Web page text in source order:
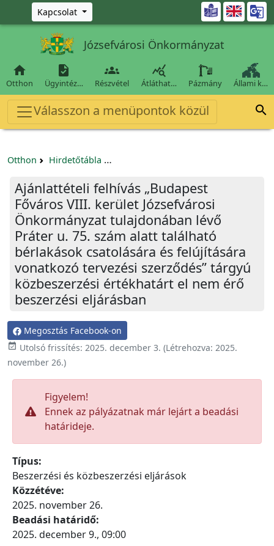
Ugrás a fő tartalomra
Kapcsolat 
Józsefvárosi Önkormányzat

Otthon

Ügyintéz…

Részvétel

Átláthat… Pázmány Állami k…
Válasszon a menüpontok közül 
Otthon Hirdetőtábla
Ajánlattételi felhívás „Budapest
Főváros VIII. kerület Józsefvárosi
Önkormányzat tulajdonában lévő
Práter u. 75. szám alatt található
bérlakások csatolására és felújítására
vonatkozó tervezési szerződés” tárgyú
közbeszerzési értékhatárt el nem érő
beszerzési eljárásban
Megosztás Facebook-on
 Utolsó frissítés: 2025. december 3. (Létrehozva: 2025.
november 26.)
Figyelem!
Ennek az pályázatnak már lejárt a beadási
határideje.
Típus:
Beszerzési és közbeszerzési eljárások
Közzétéve:
2025. november 26.
Beadási határidő:
2025. december 9., 09:00